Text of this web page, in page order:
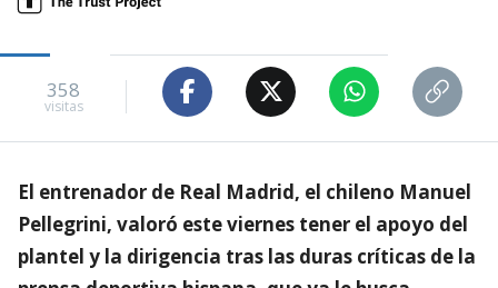
358
visitas
El entrenador de Real Madrid, el chileno Manuel
Pellegrini, valoró este viernes tener el apoyo del
plantel y la dirigencia tras las duras críticas de la